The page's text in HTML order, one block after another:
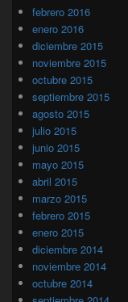
febrero 2016
enero 2016
diciembre 2015
noviembre 2015
octubre 2015
septiembre 2015
agosto 2015
julio 2015
junio 2015
mayo 2015
abril 2015
marzo 2015
febrero 2015
enero 2015
diciembre 2014
noviembre 2014
octubre 2014